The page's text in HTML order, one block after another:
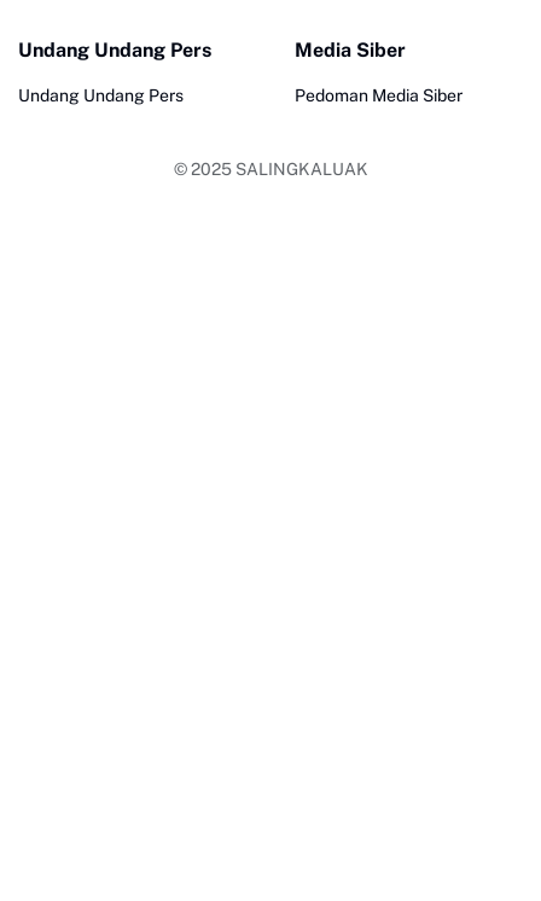
Undang Undang Pers
Undang Undang Pers
Media Siber
Pedoman Media Siber
© 2025 SALINGKALUAK